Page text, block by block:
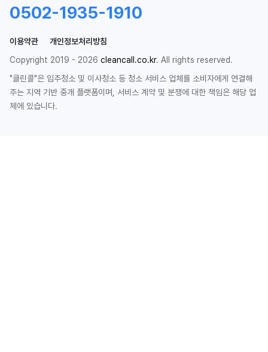
0502-1935-1910
이용약관
개인정보처리방침
Copyright 2019 - 2026 cleancall.co.kr. All rights reserved.
"클린콜"은 입주청소 및 이사청소 등 청소 서비스 업체를 소비자에게 연결해
주는 지역 기반 중개 플랫폼이며, 서비스 계약 및 분쟁에 대한 책임은 해당 업
체에 있습니다.